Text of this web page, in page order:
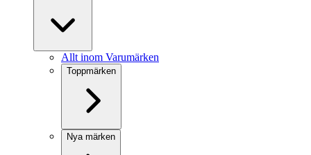
Allt inom Varumärken
Toppmärken
Nya märken